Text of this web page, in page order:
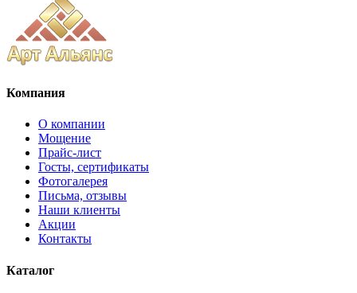
Компания
О компании
Мощение
Прайс-лист
Госты, сертификаты
Фотогалерея
Письма, отзывы
Наши клиенты
Акции
Контакты
Каталог